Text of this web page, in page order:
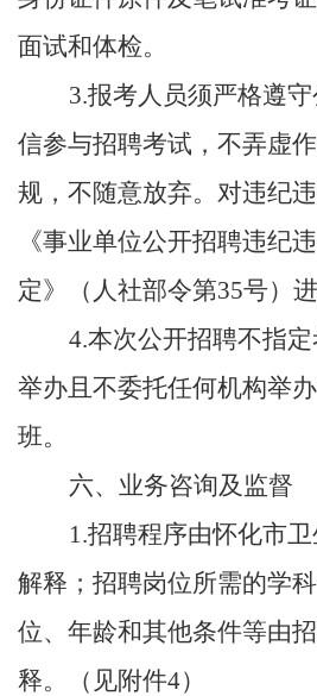
面试和体检。
3.报考人员须严格遵
信参与招聘考试，不弄虚
规，不随意放弃。对违纪
《事业单位公开招聘违纪
定》（人社部令第35号）进
4.本次公开招聘不指
举办且不委托任何机构举
班。
六、业务咨询及监督
1.招聘程序由怀化市
解释；招聘岗位所需的学
位、年龄和其他条件等由
释。（见附件4）